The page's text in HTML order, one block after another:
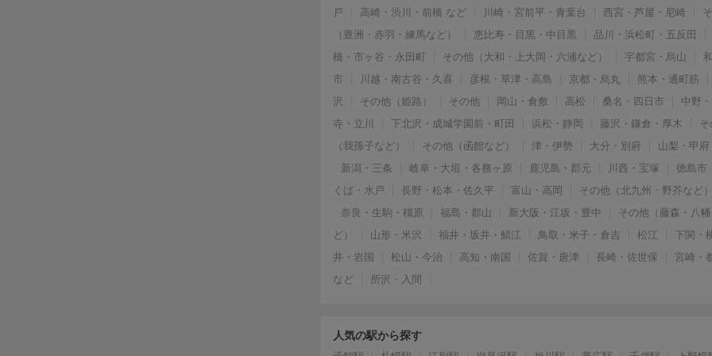
戸
高崎・渋川・前橋 など 川崎・宮前平・青葉台 西宮・芦屋・尼崎
（豊洲・赤羽・練馬など）
恵比寿・目黒・中目黒
品川・浜松町・五反田
橋・市ヶ谷・永田町
その他（大和・上大岡・六浦など） 宇都宮・烏山
市
川越・南古谷・久喜 彦根・草津・高島 京都・烏丸
熊本・通町筋
沢
その他（姫路） その他 岡山・倉敷 高松 桑名・四日市
中野
寺・立川
下北沢・成城学園前・町田 浜松・静岡 藤沢・鎌倉・厚木
（我孫子など）
その他（函館など） 津・伊勢 大分・別府
山梨・甲府
新潟・三条
岐阜・大垣・各務ヶ原 鹿児島・郡元 川西・宝塚
徳島市
くば・水戸
長野・松本・佐久平 富山・高岡
その他（北九州・野芥など
奈良・生駒・橿原
福島・郡山 新大阪・江坂・豊中
その他（藤森・八
ど）
山形・米沢 福井・坂井・鯖江 鳥取・米子・倉吉 松江
下関・
井・岩国
松山・今治 高知・南国 佐賀・唐津 長崎・佐世保
宮崎・
など
所沢・入間
人気の駅から探す